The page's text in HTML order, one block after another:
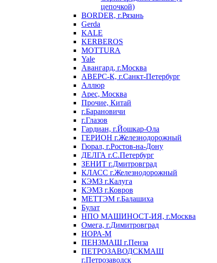
цепочкой)
BORDER, г.Рязань
Gerda
KALE
KERBEROS
MOTTURA
Yale
Авангард, г.Москва
АВЕРС-К, г.Санкт-Петербург
Аллюр
Арес, Москва
Прочие, Китай
г.Барановичи
г.Глазов
Гардиан, г.Йошкар-Ола
ГЕРИОН г.Железнодорожный
Гюрал, г.Ростов-на-Дону
ДЕЛГА г.С.Петербург
ЗЕНИТ г.Дмитровград
КЛАСС г.Железнодорожный
КЭМЗ г.Калуга
КЭМЗ г.Ковров
МЕТТЭМ г.Балашиха
Булат
НПО МАШИНОСТ-ИЯ, г.Москва
Омега, г.Димитровград
НОРА-М
ПЕНЗМАШ г.Пенза
ПЕТРОЗАВОДСКМАШ
г.Петрозаводск